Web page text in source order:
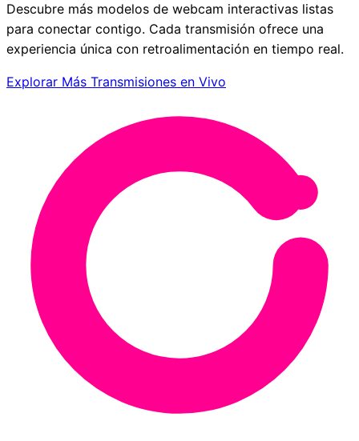
Descubre más modelos de webcam interactivas listas
para conectar contigo. Cada transmisión ofrece una
experiencia única con retroalimentación en tiempo real.
Explorar Más Transmisiones en Vivo